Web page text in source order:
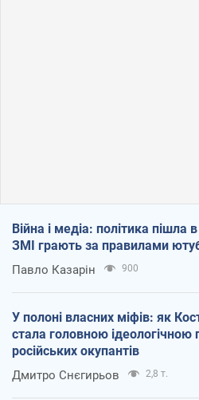
Війна і медіа: політика пішла
ЗМІ грають за правилами
Павло Казарін 900
У полоні власних міфів: як
стала головною ідеологічною
російських окупантів
Дмитро Снєгирьов 2,8 т.